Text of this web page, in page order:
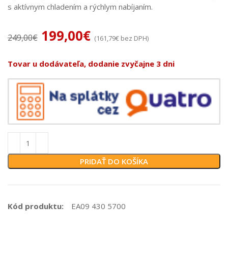
s aktívnym chladením a rýchlym nabíjaním.
249,00€ 199,00€ (161,79€ bez DPH)
Tovar u dodávateľa, dodanie zvyčajne 3 dni
PRIDAŤ DO KOŠÍKA
Kód produktu: EA09 430 5700